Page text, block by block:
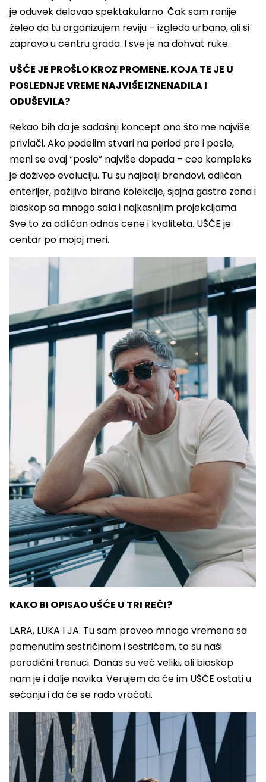
je oduvek delovao spektakularno. Čak sam ranije
želeo da tu organizujem reviju – izgleda urbano, ali si
zapravo u centru grada. I sve je na dohvat ruke.
UŠĆE JE PROŠLO KROZ PROMENE. KOJA TE JE U
POSLEDNJE VREME NAJVIŠE IZNENADILA I
ODUŠEVILA?
Rekao bih da je sadašnji koncept ono što me najviše
privlači. Ako podelim stvari na period pre i posle,
meni se ovaj “posle” najviše dopada – ceo kompleks
je doživeo evoluciju. Tu su najbolji brendovi, odličan
enterijer, pažljivo birane kolekcije, sjajna gastro zona i
bioskop sa mnogo sala i najkasnijim projekcijama.
Sve to za odličan odnos cene i kvaliteta. UŠĆE je
centar po mojoj meri.
KAKO BI OPISAO UŠĆE U TRI REČI?
LARA, LUKA I JA. Tu sam proveo mnogo vremena sa
pomenutim sestričinom i sestrićem, to su naši
porodični trenuci. Danas su već veliki, ali bioskop
nam je i dalje navika. Verujem da će im UŠĆE ostati u
sećanju i da će se rado vraćati.